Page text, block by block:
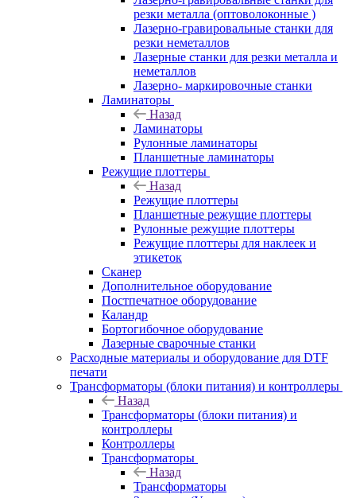
резки металла (оптоволоконные )
Лазерно-гравировальные станки для
резки неметаллов
Лазерные станки для резки металла и
неметаллов
Лазерно- маркировочные станки
Ламинаторы
Назад
Ламинаторы
Рулонные ламинаторы
Планшетные ламинаторы
Режущие плоттеры
Назад
Режущие плоттеры
Планшетные режущие плоттеры
Рулонные режущие плоттеры
Режущие плоттеры для наклеек и
этикеток
Сканер
Дополнительное оборудование
Постпечатное оборудование
Каландр
Бортогибочное оборудование
Лазерные сварочные станки
Расходные материалы и оборудование для DTF
печати
Трансформаторы (блоки питания) и контроллеры
Назад
Трансформаторы (блоки питания) и
контроллеры
Контроллеры
Трансформаторы
Назад
Трансформаторы